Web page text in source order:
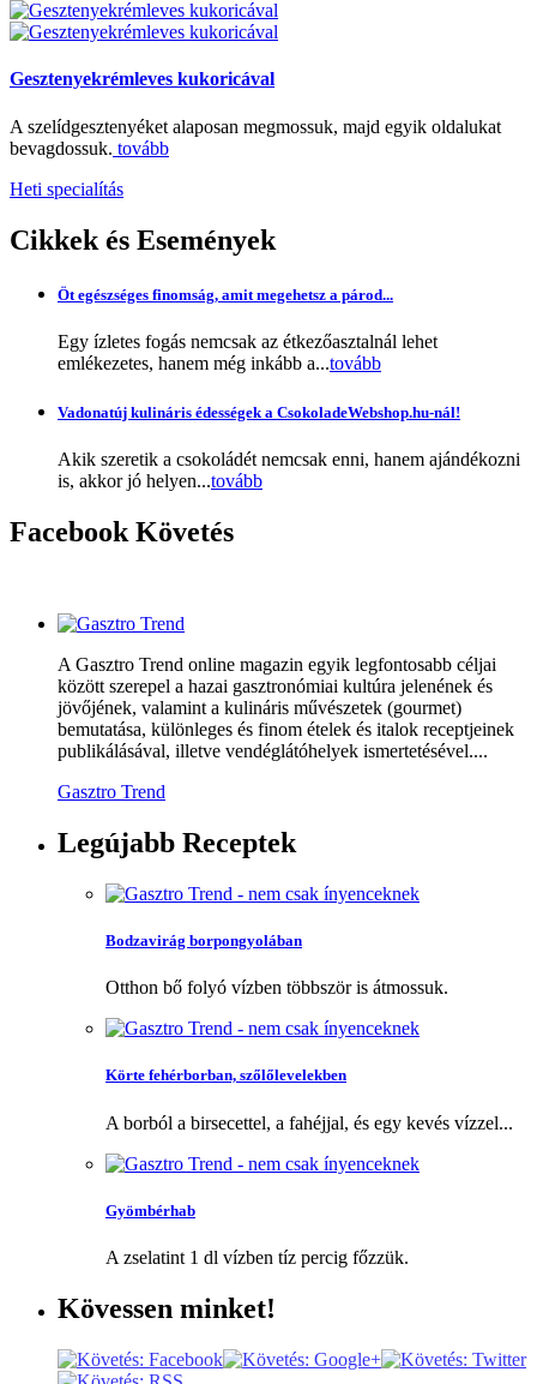
Gesztenyekrémleves kukoricával
A szelídgesztenyéket alaposan megmossuk, majd egyik oldalukat
bevagdossuk. tovább
Heti specialítás
Cikkek és Események
Öt egészséges finomság, amit megehetsz a párod...
Egy ízletes fogás nemcsak az étkezőasztalnál lehet
emlékezetes, hanem még inkább a...tovább
Vadonatúj kulináris édességek a CsokoladeWebshop.hu-nál!
Akik szeretik a csokoládét nemcsak enni, hanem ajándékozni
is, akkor jó helyen...tovább
Facebook Követés
A Gasztro Trend online magazin egyik legfontosabb céljai
között szerepel a hazai gasztronómiai kultúra jelenének és
jövőjének, valamint a kulináris művészetek (gourmet)
bemutatása, különleges és finom ételek és italok receptjeinek
publikálásával, illetve vendéglátóhelyek ismertetésével....
Gasztro Trend
Legújabb Receptek
Bodzavirág borpongyolában
Otthon bő folyó vízben többször is átmossuk.
Körte fehérborban, szőlőlevelekben
A borból a birsecettel, a fahéjjal, és egy kevés vízzel...
Gyömbérhab
A zselatint 1 dl vízben tíz percig főzzük.
Kövessen minket!